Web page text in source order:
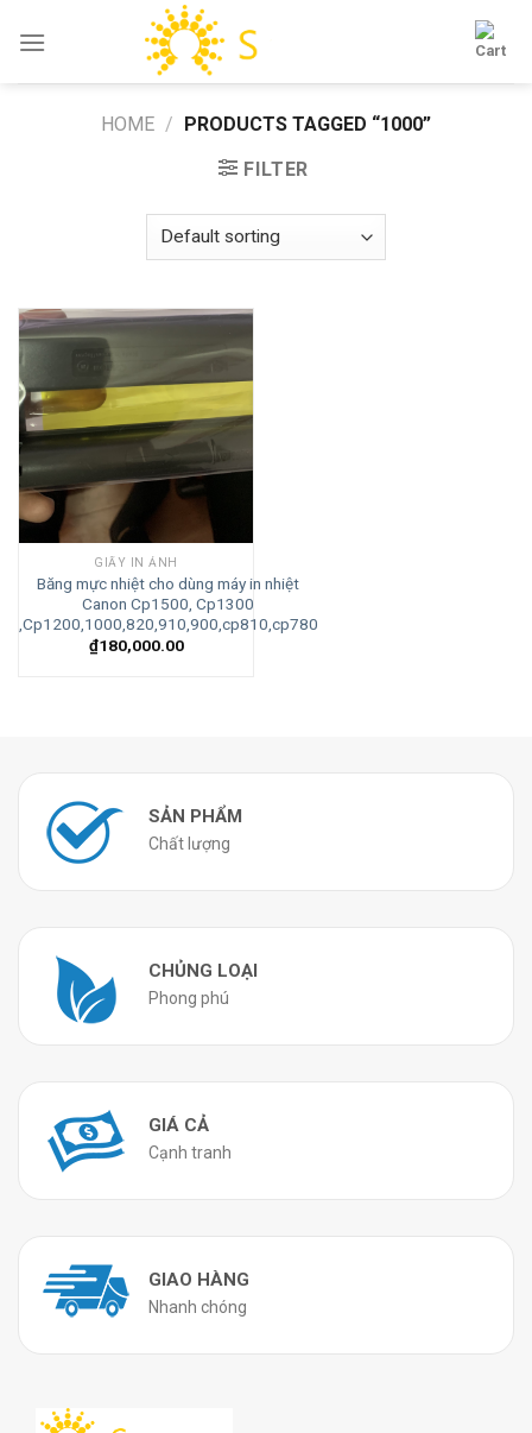
HOME / PRODUCTS TAGGED “1000”
FILTER
GIẤY IN ẢNH
Băng mực nhiệt cho dùng máy in nhiệt
Canon Cp1500, Cp1300
,Cp1200,1000,820,910,900,cp810,cp780
₫180,000.00
SẢN PHẨM
Chất lượng
CHỦNG LOẠI
Phong phú
GIÁ CẢ
Cạnh tranh
GIAO HÀNG
Nhanh chóng